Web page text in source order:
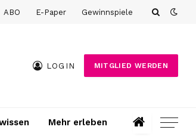
ABO E-Paper Gewinnspiele
LOGIN MITGLIED WERDEN
Mehr erleben